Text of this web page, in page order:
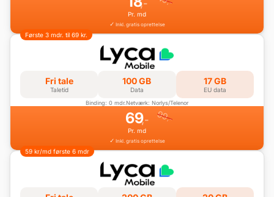
,- ,-
Pr. md
Inkl. gratis oprettelse
Første 3 mdr. til 69 kr.
Fri tale
Taletid
100 GB
Data
17 GB
EU data
Binding: 0 mdr.Netværk: Norlys/Telenor
69,- 99,-
Pr. md
Inkl. gratis oprettelse
59 kr/md første 6 mdr